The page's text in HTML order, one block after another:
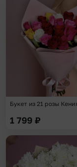
Букет из 21 розы
1 799 ₽